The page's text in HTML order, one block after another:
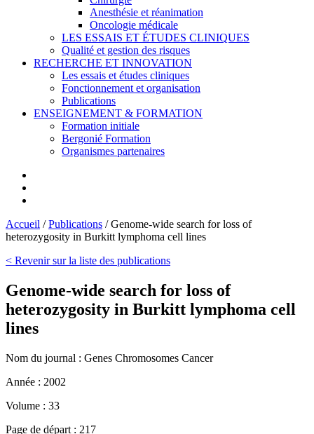
Anesthésie et réanimation
Oncologie médicale
LES ESSAIS ET ÉTUDES CLINIQUES
Qualité et gestion des risques
RECHERCHE ET INNOVATION
Les essais et études cliniques
Fonctionnement et organisation
Publications
ENSEIGNEMENT & FORMATION
Formation initiale
Bergonié Formation
Organismes partenaires
Accueil /Publications /Genome-wide search for loss of
heterozygosity in Burkitt lymphoma cell lines
< Revenir sur la liste des publications
Genome-wide search for loss of
heterozygosity in Burkitt lymphoma cell
lines
Nom du journal : Genes Chromosomes Cancer
Année : 2002
Volume : 33
Page de départ : 217